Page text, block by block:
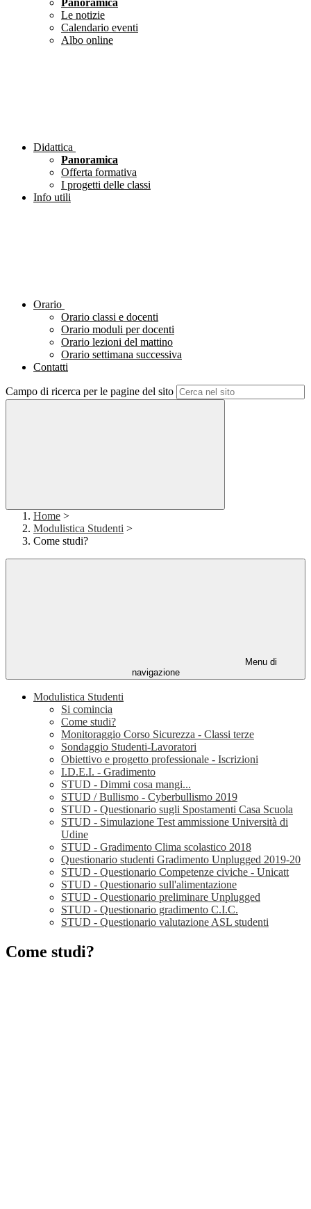
Panoramica
Le notizie
Calendario eventi
Albo online
Didattica
Panoramica
Offerta formativa
I progetti delle classi
Info utili
Orario
Orario classi e docenti
Orario moduli per docenti
Orario lezioni del mattino
Orario settimana successiva
Contatti
Campo di ricerca per le pagine del sito
Home >
Modulistica Studenti >
Come studi?
Menu di
navigazione
Modulistica Studenti
Si comincia
Come studi?
Monitoraggio Corso Sicurezza - Classi terze
Sondaggio Studenti-Lavoratori
Obiettivo e progetto professionale - Iscrizioni
I.D.E.I. - Gradimento
STUD - Dimmi cosa mangi...
STUD / Bullismo - Cyberbullismo 2019
STUD - Questionario sugli Spostamenti Casa Scuola
STUD - Simulazione Test ammissione Università di
Udine
STUD - Gradimento Clima scolastico 2018
Questionario studenti Gradimento Unplugged 2019-20
STUD - Questionario Competenze civiche - Unicatt
STUD - Questionario sull'alimentazione
STUD - Questionario preliminare Unplugged
STUD - Questionario gradimento C.I.C.
STUD - Questionario valutazione ASL studenti
Come studi?